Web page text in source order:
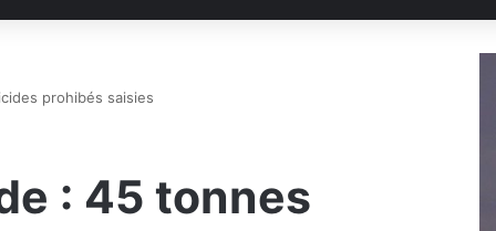
prohibés saisies
: 45 tonnes